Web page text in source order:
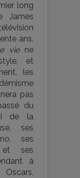
long
James
ans.
viene
et
les
pas
du
de la
ses
ses
et ses
à